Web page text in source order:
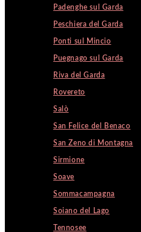
Padenghe sul Garda
Peschiera del Garda
Ponti sul Mincio
Puegnago sul Garda
Riva del Garda
Rovereto
Salò
San Felice del Benaco
San Zeno di Montagna
Sirmione
Soave
Sommacampagna
Soiano del Lago
Tennosee